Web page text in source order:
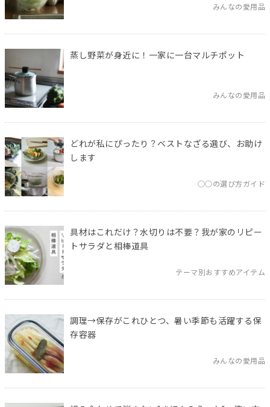
みんなの愛用品
蒸し野菜が身近に！一家に一台マルチポット
みんなの愛用品
どれが私にぴったり？ベストなざる選び、お助け
します
◯◯の選び方ガイド
具材はこれだけ？水切りは不要？我が家のリピー
トサラダと相棒道具
テーマ別おすすめアイテム
調理→保存がこれひとつ、暑い季節も活躍する保
存容器
みんなの愛用品